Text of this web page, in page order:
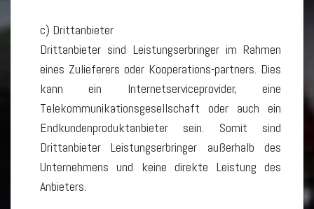
c) Drittanbieter
Drittanbieter sind Leistungserbringer im Rahmen
eines Zulieferers oder Kooperations-partners. Dies
kann ein Internetserviceprovider, eine
Telekommunikationsgesellschaft oder auch ein
Endkundenproduktanbieter sein. Somit sind
Drittanbieter Leistungserbringer außerhalb des
Unternehmens und keine direkte Leistung des
Anbieters.